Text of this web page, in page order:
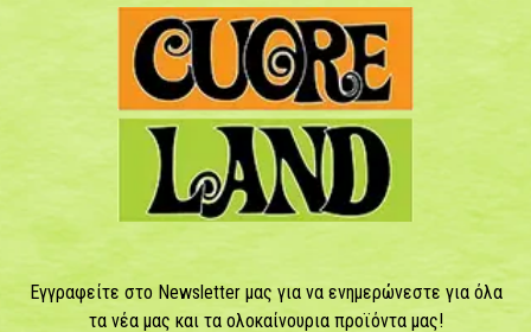
Εγγραφείτε στο Newsletter μας για να ενημερώνεστε για όλα
τα νέα μας και τα ολοκαίνουρια προϊόντα μας!